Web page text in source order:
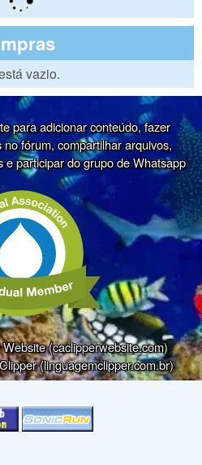
vazio.
para adicionar conteúdo, fazer
fórum, compartilhar arquivos,
e participar do grupo de Whatsapp
(caclipperwebsite.com)
(linguagemclipper.com.br)